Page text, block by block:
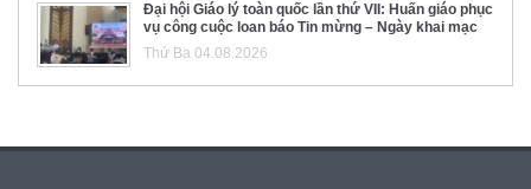
Đại hội Giáo lý toàn quốc lần thứ VII: Huấn giáo phục
vụ công cuộc loan báo Tin mừng – Ngày khai mạc
Thứ Ba 04.08.2026